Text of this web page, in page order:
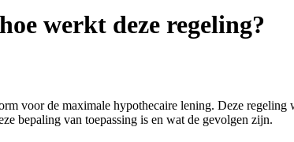
werkt deze regeling?
voor de maximale hypothecaire lening. Deze regeling
bepaling van toepassing is en wat de gevolgen zijn.